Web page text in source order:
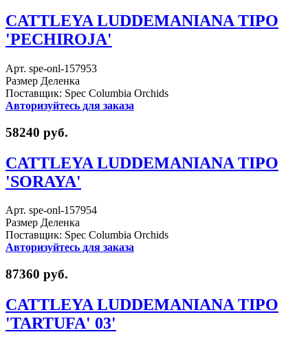
CATTLEYA LUDDEMANIANA TIPO
'PECHIROJA'
Арт. spe-onl-157953
Размер Деленка
Поставщик: Spec Columbia Orchids
Авторизуйтесь для заказа
58240 руб.
CATTLEYA LUDDEMANIANA TIPO
'SORAYA'
Арт. spe-onl-157954
Размер Деленка
Поставщик: Spec Columbia Orchids
Авторизуйтесь для заказа
87360 руб.
CATTLEYA LUDDEMANIANA TIPO
'TARTUFA' 03'